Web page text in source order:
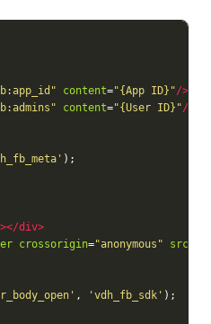
content="{App ID}"/>
content="{User ID}"/>
);
></div>
crossorigin="anonymous" src
, 'vdh_fb_sdk' );